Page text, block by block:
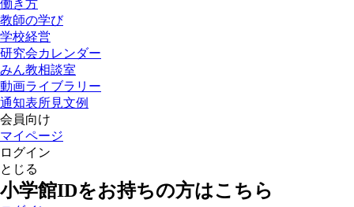
働き方
教師の学び
学校経営
研究会カレンダー
みん教相談室
動画ライブラリー
通知表所見文例
会員向け
マイページ
ログイン
とじる
小学館IDをお持ちの方はこちら